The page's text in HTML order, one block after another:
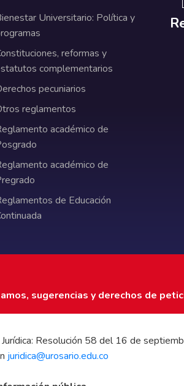
Universitario: Política y
reformas y
complementarios
pecuniarios
reglamentos
académico de
académico de
de Educación
sugerencias y derechos de
Resolución 58 del 16 de
juridica@urosario.edu.co